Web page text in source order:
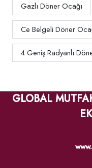
Gazlı Döner Ocağı
Ce Belgeli Döner
4 Geniş Radyanlı
GLOBAL